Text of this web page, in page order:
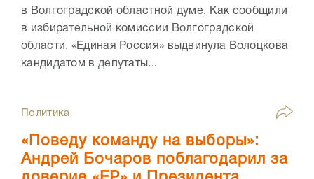
в Волгоградской областной думе. Как сообщили
в избирательной комиссии Волгоградской
области, «Единая Россия» выдвинула Волоцкова
кандидатом в депутаты...
Политика
«Поведу команду на выборы»:
Андрей Бочаров поблагодарил за